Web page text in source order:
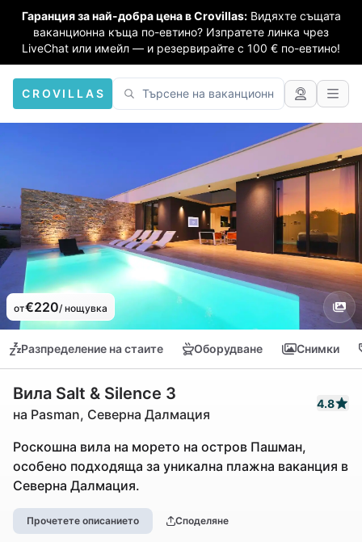
Гаранция за най-добра цена в Crovillas: Видяхте същата
ваканционна къща по-евтино? Изпратете линка чрез
LiveChat или имейл — и резервирайте с 100 € по-евтино!
CROVILLAS
от€220/ нощувка
Разпределение на стаите Оборудване Снимки
Вила Salt & Silence 3
на Pasman, Северна Далмация
4.8
Роскошна вила на морето на остров Пашман,
особено подходяща за уникална плажна ваканция в
Северна Далмация.
Прочетете описанието Споделяне